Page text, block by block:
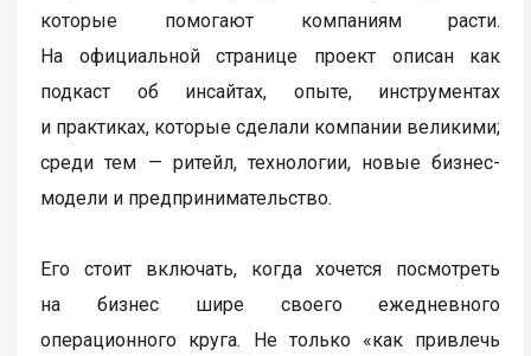
которые помогают компаниям расти.
На официальной странице проект описан как
подкаст об инсайтах, опыте, инструментах
и практиках, которые сделали компании великими;
среди тем — ритейл, технологии, новые бизнес-
модели и предпринимательство.
Его стоит включать, когда хочется посмотреть
на бизнес шире своего ежедневного
операционного круга. Не только «как привлечь